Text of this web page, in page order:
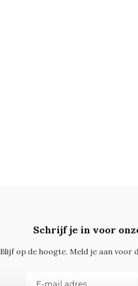
Schrijf je in voor
Blijf op de hoogte. Meld je aan voor